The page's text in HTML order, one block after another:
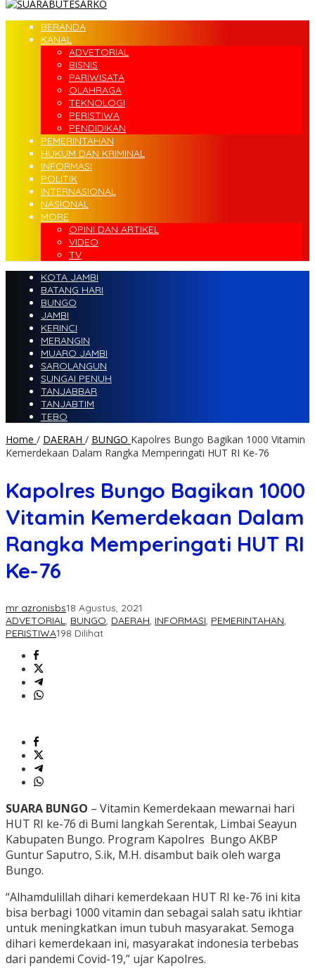
BERANDA
KANAL
ADVETORIAL
BISNIS
PARIWISATA
OLAHRAGA
TEKNOLOGI
PERISTIWA
PENDIDIKAN
PEMERINTAHAN
HUKUM DAN KRIMINAL
INFORMASI
POLITIK
INTERNASIONAL
NASIONAL
MORE
OPINI DAN ARTIKEL
VIDEO
TV
KOTA JAMBI
BATANG HARI
BUNGO
JAMBI
KERINCI
MERANGIN
MUARO JAMBI
SAROLANGUN
SUNGAI PENUH
TANJABBAR
TANJABTIM
TEBO
Home / DAERAH / BUNGO Kapolres Bungo Bagikan 1000 Vitamin
Kemerdekaan Dalam Rangka Memperingati HUT RI Ke-76
Kapolres Bungo Bagikan 1000
Vitamin Kemerdekaan Dalam
Rangka Memperingati HUT RI
Ke-76
mr azronisbs18 Agustus, 2021
ADVETORIAL, BUNGO, DAERAH, INFORMASI, PEMERINTAHAN,
PERISTIWA198 Dilihat
SUARA BUNGO – Vitamin Kemerdekaan mewarnai hari
HUT RI ke-76 di Bumi langkah Serentak, Limbai Seayun
Kabupaten Bungo. Program Kapolres Bungo AKBP
Guntur Saputro, S.ik, M.H. disambut baik oleh warga
Bungo.
“Alhamdulillah dihari kemerdekaan HUT RI ke-76 ini kita
bisa berbagi 1000 vitamin dan sebagai salah satu ikhtiar
untuk meningkatkan imun tubuh masyarakat. Semoga
dihari kemerdekaan ini, masyarakat indonesia terbebas
dari pandemi Covid-19,” ujar Kapolres.